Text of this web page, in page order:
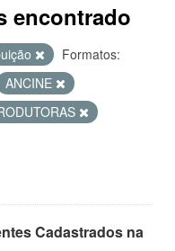
encontrado
Formatos:
ANCINE
Cadastrados na